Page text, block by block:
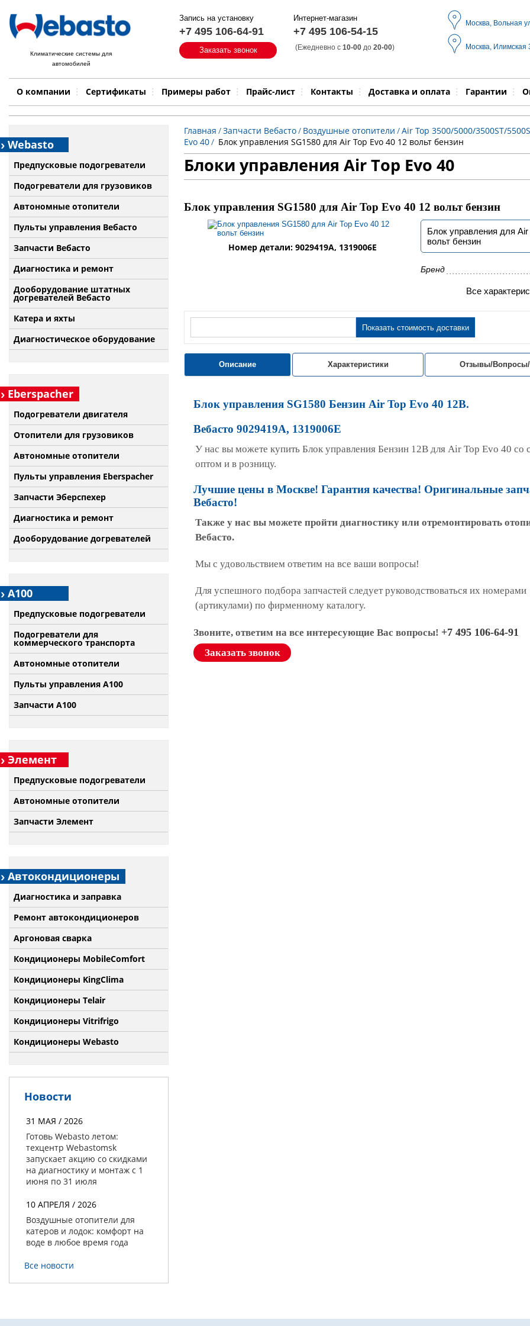
Климатические системы для
автомобилей
Запись на установку
+7 495 106-64-91
Заказать звонок
Интернет-магазин
+7 495 106-54-15
(Ежедневно с 10-00 до 20-00)
Москва, Вольная
Москва, Илимская
О компании Сертификаты Примеры работ Прайс-лист Контакты Доставка и оплата Гарантии
Быстрый поиск:
Примеры работ Бренд Модель
Webasto
Предпусковые подогреватели
Подогреватели для грузовиков
Автономные отопители
Пульты управления Вебасто
Запчасти Вебасто
Диагностика и ремонт
Дооборудование штатных
догревателей Вебасто
Катера и яхты
Диагностическое оборудование
Eberspacher
Подогреватели двигателя
Отопители для грузовиков
Автономные отопители
Пульты управления Eberspacher
Запчасти Эберспехер
Диагностика и ремонт
Дооборудование догревателей
А100
Предпусковые подогреватели
Подогреватели для
коммерческого транспорта
Автономные отопители
Пульты управления A100
Запчасти А100
Элемент
Предпусковые подогреватели
Автономные отопители
Запчасти Элемент
Автокондиционеры
Диагностика и заправка
Ремонт автокондиционеров
Аргоновая сварка
Кондиционеры MobileComfort
Кондиционеры KingClima
Кондиционеры Telair
Кондиционеры Vitrifrigo
Кондиционеры Webasto
Новости
31 МАЯ / 2026
Готовь Webasto летом:
техцентр Webastomsk
запускает акцию со скидками
на диагностику и монтаж с 1
июня по 31 июля
10 АПРЕЛЯ / 2026
Воздушные отопители для
катеров и лодок: комфорт на
воде в любое время года
Все новости
Главная /Запчасти Вебасто/ Воздушные отопители /Air Top 3500/5000/3500ST/
Evo 40/ Блок управления SG1580 для Air Top Evo 40 12 вольт бензин
Блоки управления Air Top Evo 40
Блок управления SG1580 для Air Top Evo 40 12 вольт бензин
Номер детали: 9029419A, 1319006E
Блок управления для Air
вольт бензин
Бренд
Все
Показать стоимость доставки
Описание Характеристики Отзывы/
Блок управления SG1580 Бензин Air Top Evo 40 12В.
Вебасто 9029419А, 1319006E
У нас вы можете купить Блок управления Бензин 12В для Air Top Evo 40 со
оптом и в розницу.
Лучшие цены в Москве! Гарантия качества! Оригинальные
Вебасто!
Также у нас вы можете пройти диагностику или отремонтировать
Вебасто.
Мы с удовольствием ответим на все ваши вопросы!
Для успешного подбора запчастей следует руководствоваться их номерами
(артикулами) по фирменному каталогу.
Звоните, ответим на все интересующие Вас вопросы! +7 495 106-64-91
Заказать звонок